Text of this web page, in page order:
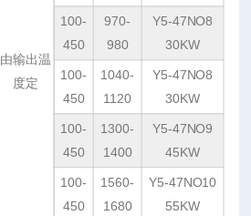
由输出温
度定
100-
450
970-
980
Y5-47NO8
30KW
100-
450
1040-
1120
Y5-47NO8
30KW
100-
450
1300-
1400
Y5-47NO9
45KW
100-
450
1560-
1680
Y5-47NO10
55KW